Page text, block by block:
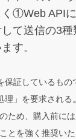
く①Web API
て送信の3種
す。
証しているもの
」を要求され
ため、購入前に
とを強く推奨いた